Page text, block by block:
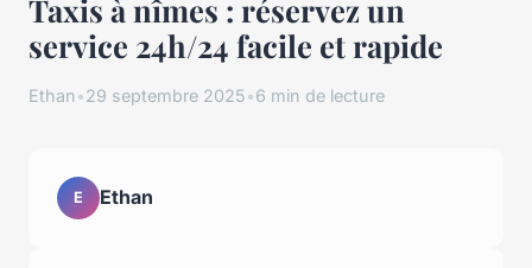
Taxis à nîmes : réservez un
service 24h/24 facile et rapide
Ethan•29 septembre 2025•6 min de lecture
E Ethan